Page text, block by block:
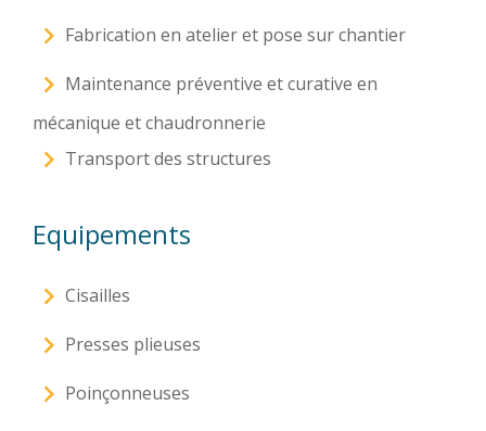
Fabrication en atelier et pose sur chantier
Maintenance préventive et curative en
mécanique et chaudronnerie
Transport des structures
Equipements
Cisailles
Presses plieuses
Poinçonneuses